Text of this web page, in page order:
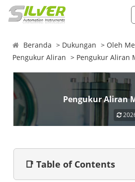
Beranda Dukungan
Oleh
Pengukur Aliran
Pengukur Aliran
Pengukur Aliran
📑 Table of Contents